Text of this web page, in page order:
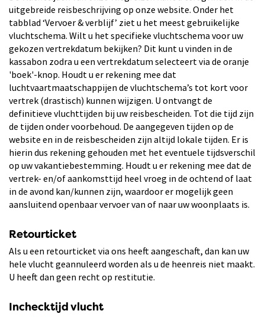
uitgebreide reisbeschrijving op onze website. Onder het
tabblad ‘Vervoer & verblijf’ ziet u het meest gebruikelijke
vluchtschema. Wilt u het specifieke vluchtschema voor uw
gekozen vertrekdatum bekijken? Dit kunt u vinden in de
kassabon zodra u een vertrekdatum selecteert via de oranje
'boek'-knop. Houdt u er rekening mee dat
luchtvaartmaatschappijen de vluchtschema’s tot kort voor
vertrek (drastisch) kunnen wijzigen. U ontvangt de
definitieve vluchttijden bij uw reisbescheiden. Tot die tijd zijn
de tijden onder voorbehoud. De aangegeven tijden op de
website en in de reisbescheiden zijn altijd lokale tijden. Er is
hierin dus rekening gehouden met het eventuele tijdsverschil
op uw vakantiebestemming. Houdt u er rekening mee dat de
vertrek- en/of aankomsttijd heel vroeg in de ochtend of laat
in de avond kan/kunnen zijn, waardoor er mogelijk geen
aansluitend openbaar vervoer van of naar uw woonplaats is.
Retourticket
Als u een retourticket via ons heeft aangeschaft, dan kan uw
hele vlucht geannuleerd worden als u de heenreis niet maakt.
U heeft dan geen recht op restitutie.
Inchecktijd vlucht